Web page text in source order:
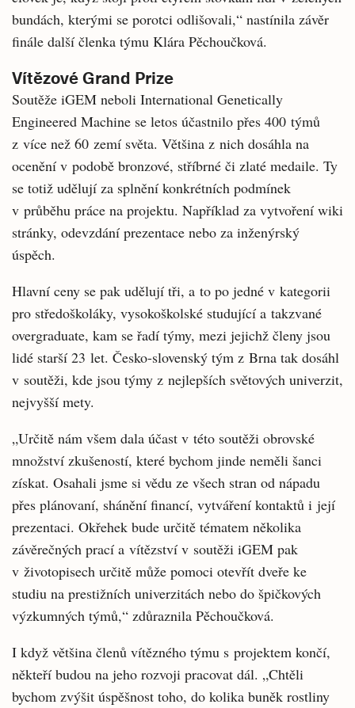
bundách, kterými se porotci odlišovali,“ nastínila závěr
finále další členka týmu Klára Pěchoučková.
Vítězové Grand Prize
Soutěže iGEM neboli International Genetically
Engineered Machine se letos účastnilo přes 400 týmů
z více než 60 zemí světa. Většina z nich dosáhla na
ocenění v podobě bronzové, stříbrné či zlaté medaile. Ty
se totiž udělují za splnění konkrétních podmínek
v průběhu práce na projektu. Například za vytvoření wiki
stránky, odevzdání prezentace nebo za inženýrský
úspěch.
Hlavní ceny se pak udělují tři, a to po jedné v kategorii
pro středoškoláky, vysokoškolské studující a takzvané
overgraduate, kam se řadí týmy, mezi jejichž členy jsou
lidé starší 23 let. Česko-slovenský tým z Brna tak dosáhl
v soutěži, kde jsou týmy z nejlepších světových univerzit,
nejvyšší mety.
„Určitě nám všem dala účast v této soutěži obrovské
množství zkušeností, které bychom jinde neměli šanci
získat. Osahali jsme si vědu ze všech stran od nápadu
přes plánovaní, shánění financí, vytváření kontaktů i její
prezentaci. Okřehek bude určitě tématem několika
závěrečných prací a vítězství v soutěži iGEM pak
v životopisech určitě může pomoci otevřít dveře ke
studiu na prestižních univerzitách nebo do špičkových
výzkumných týmů,“ zdůraznila Pěchoučková.
I když většina členů vítězného týmu s projektem končí,
někteří budou na jeho rozvoji pracovat dál. „Chtěli
bychom zvýšit úspěšnost toho, do kolika buněk rostliny